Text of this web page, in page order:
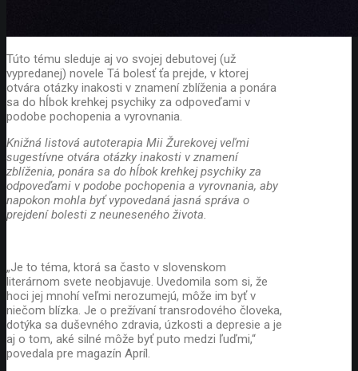
Túto tému sleduje aj vo svojej debutovej (už
vypredanej) novele Tá bolesť ťa prejde, v ktorej
otvára otázky inakosti v znamení zblíženia a ponára
sa do hĺbok krehkej psychiky za odpoveďami v
podobe pochopenia a vyrovnania.
Knižná listová autoterapia Mii Žurekovej veľmi
sugestívne otvára otázky inakosti v znamení
zblíženia, ponára sa do hĺbok krehkej psychiky za
odpoveďami v podobe pochopenia a vyrovnania, aby
napokon mohla byť vypovedaná jasná správa o
prejdení bolesti z neuneseného života.
„Je to téma, ktorá sa často v slovenskom
literárnom svete neobjavuje. Uvedomila som si, že
hoci jej mnohí veľmi nerozumejú, môže im byť v
niečom blízka. Je o prežívaní transrodového človeka,
dotýka sa duševného zdravia, úzkosti a depresie a je
aj o tom, aké silné môže byť puto medzi ľuďmi,“
povedala pre magazín Apríl.